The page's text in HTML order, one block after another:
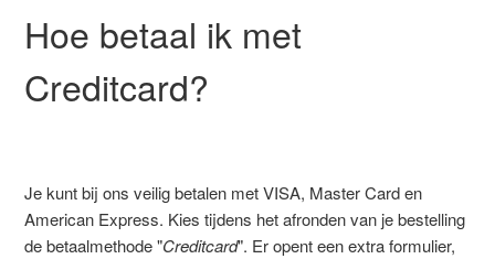
Hoe betaal ik met
Creditcard?
Je kunt bij ons veilig betalen met VISA, Master Card en
American Express. Kies tijdens het afronden van je bestelling
de betaalmethode "Creditcard". Er opent een extra formulier,